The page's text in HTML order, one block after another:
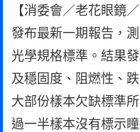
【消委會／老花眼鏡
發布最新一期報告，
光學規格標準。結果
及穩固度、阻燃性、
大部份樣本欠缺標準
過一半樣本沒有標示